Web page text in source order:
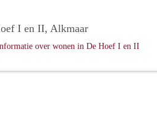
I en II, Alkmaar
over wonen in De Hoef I en II